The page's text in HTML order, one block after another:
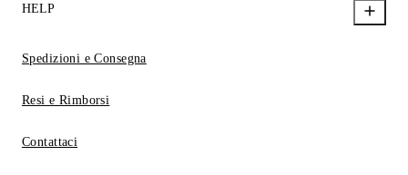
HELP
Spedizioni e Consegna
Resi e Rimborsi
Contattaci